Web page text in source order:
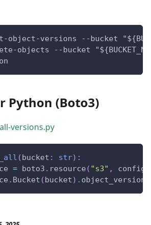
object-versions --bucket
objects --bucket
Python (Boto3)
versions.py
(bucket : str) :
= boto3 . resource ( "s3" , config
. Bucket (bucket) . object_versions